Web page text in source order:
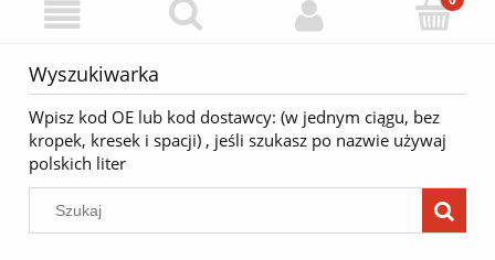
Wyszukiwarka
Wpisz kod OE lub kod dostawcy: (w jednym ciągu, bez
kropek, kresek i spacji) , jeśli szukasz po nazwie używaj
polskich liter